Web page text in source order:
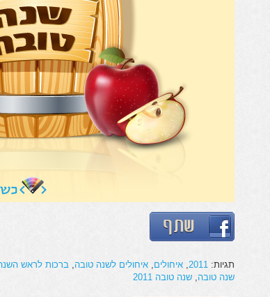
תגיות: 2011
, איחולים, איחולים לשנה טובה, ברכות לראש
שנה טובה, שנה טובה 2011